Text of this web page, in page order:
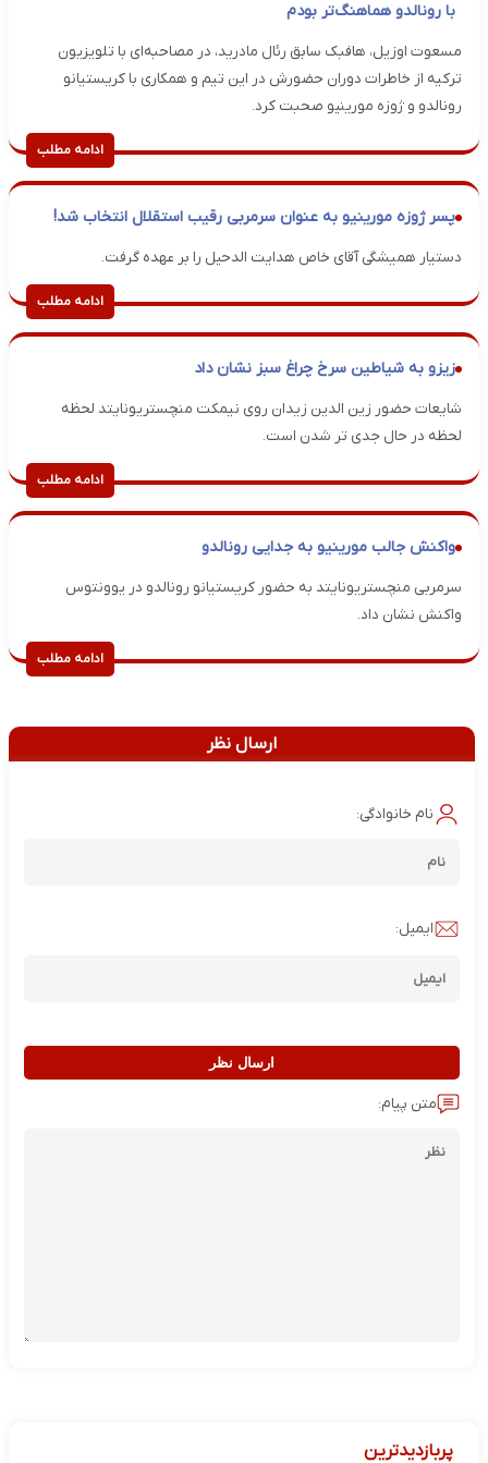
با رونالدو هماهنگ‌تر بودم
مسعوت اوزیل، هافبک سابق رئال مادرید، در مصاحبه‌ای با تلویزیون
ترکیه از خاطرات دوران حضورش در این تیم و همکاری با کریستیانو
رونالدو و ژوزه مورینیو صحبت کرد.
ادامه مطلب
پسر ژوزه مورینیو به عنوان سرمربی رقیب استقلال انتخاب شد!
دستیار همیشگی آقای خاص هدایت الدحیل را بر عهده گرفت.
ادامه مطلب
زیزو به شیاطین سرخ چراغ سبز نشان داد
شایعات حضور زین الدین زیدان روی نیمکت منچستریونایتد لحظه
لحظه در حال جدی تر شدن است.
ادامه مطلب
واکنش جالب مورینیو به جدایی رونالدو
سرمربی منچستریونایتد به حضور کریستیانو رونالدو در یوونتوس
واکنش نشان داد.
ادامه مطلب
ارسال نظر
نام خانوادگی:
ایمیل:
ارسال نظر
متن پیام:
پربازدیدترین